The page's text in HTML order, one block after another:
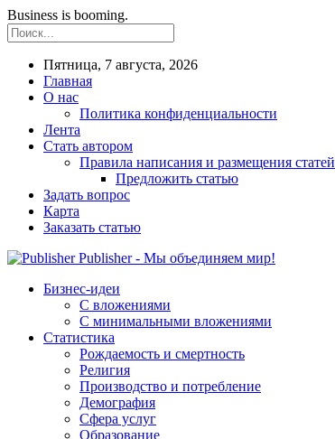
Business is booming.
Пятница, 7 августа, 2026
Главная
О нас
Политика конфиденциальности
Лента
Стать автором
Правила написания и размещения статей
Предложить статью
Задать вопрос
Карта
Заказать статью
Publisher - Мы объединяем мир!
Бизнес-идеи
С вложениями
С минимальными вложениями
Статистика
Рождаемость и смертность
Религия
Производство и потребление
Демография
Сфера услуг
Образование